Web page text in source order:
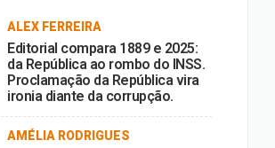
ALEX FERREIRA
Editorial compara 1889 e 2025:
da República ao rombo do INSS.
Proclamação da República vira
ironia diante da corrupção.
AMÉLIA RODRIGUES